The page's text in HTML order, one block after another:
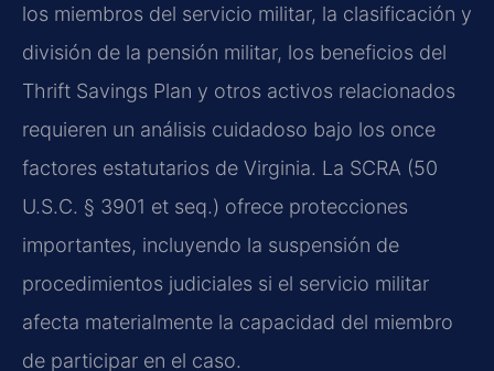
los miembros del servicio militar, la clasificación y
división de la pensión militar, los beneficios del
Thrift Savings Plan y otros activos relacionados
requieren un análisis cuidadoso bajo los once
factores estatutarios de Virginia. La SCRA (50
U.S.C. § 3901 et seq.) ofrece protecciones
importantes, incluyendo la suspensión de
procedimientos judiciales si el servicio militar
afecta materialmente la capacidad del miembro
de participar en el caso.